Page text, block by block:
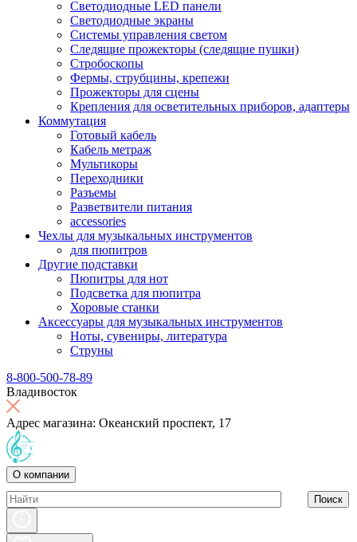
Светодиодные LED панели
Светодиодные экраны
Системы управления светом
Следящие прожекторы (следящие пушки)
Стробоскопы
Фермы, струбцины, крепежи
Прожекторы для сцены
Крепления для осветительных приборов, адаптеры
Коммутация
Готовый кабель
Кабель метраж
Мультикоры
Переходники
Разъемы
Разветвители питания
accessories
Чехлы для музыкальных инструментов
для пюпитров
Другие подставки
Пюпитры для нот
Подсветка для пюпитра
Хоровые станки
Аксессуары для музыкальных инструментов
Ноты, сувениры, литература
Струны
8-800-500-78-89
Владивосток
Адрес магазина: Океанский проспект, 17
О компании
Поиск